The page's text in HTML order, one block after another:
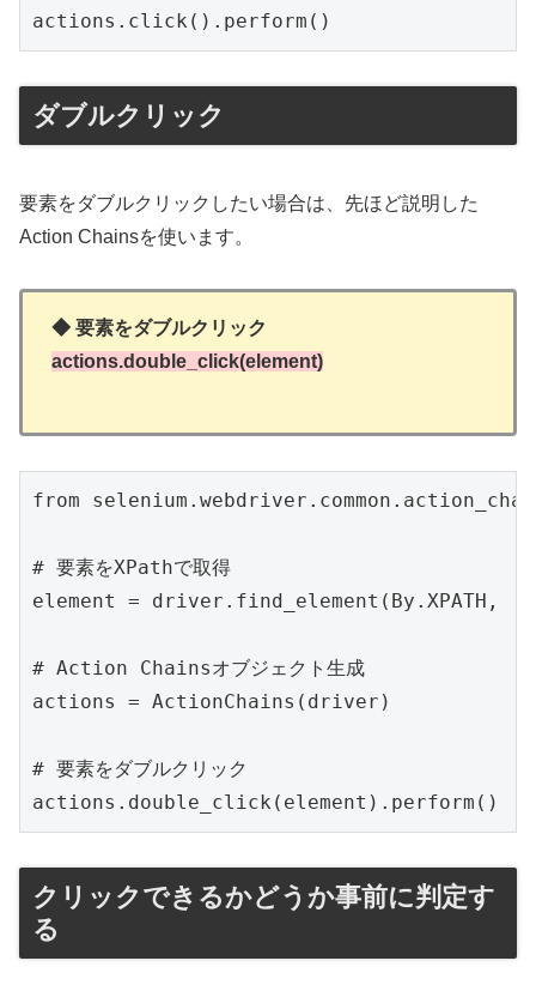
actions.click().perform()
ダブルクリック
要素をダブルクリックしたい場合は、先ほど説明した
Action Chainsを使います。
◆ 要素をダブルクリック
actions.double_click(element)
from
# 要素をXPathで取得
element =
# Action Chainsオブジェクト生成
actions = ActionChains(driver)
# 要素をダブルクリック
actions.double_click(element).perform()
クリックできるかどうか事前に判定す
る